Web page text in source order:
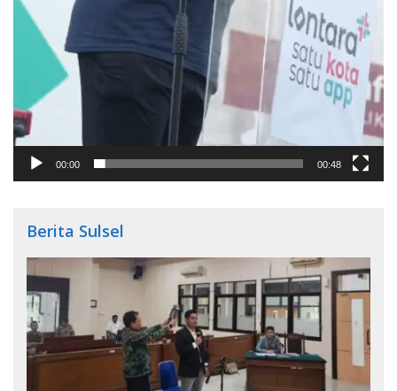
00:00 00:48
Berita Sulsel